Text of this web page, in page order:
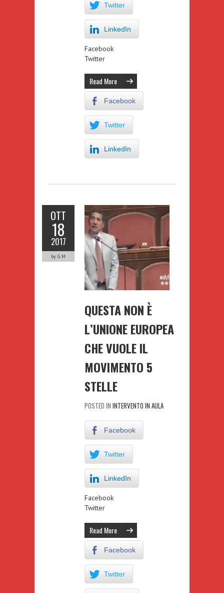
Twitter
LinkedIn
Facebook
Twitter
Read More
Facebook
Twitter
LinkedIn
OTT
18
2017
by G M
QUESTA NON È
L’UNIONE EUROPEA
CHE VUOLE IL
MOVIMENTO 5
STELLE
POSTED IN INTERVENTO IN AULA
Facebook
Twitter
LinkedIn
Facebook
Twitter
Read More
Facebook
Twitter